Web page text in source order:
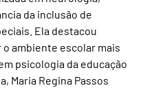
da inclusão de
Ela destacou
ambiente escolar mais
psicologia da educação
Maria Regina Passos